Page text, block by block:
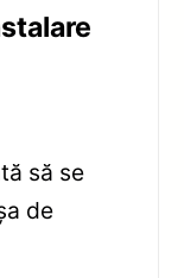
să se
de